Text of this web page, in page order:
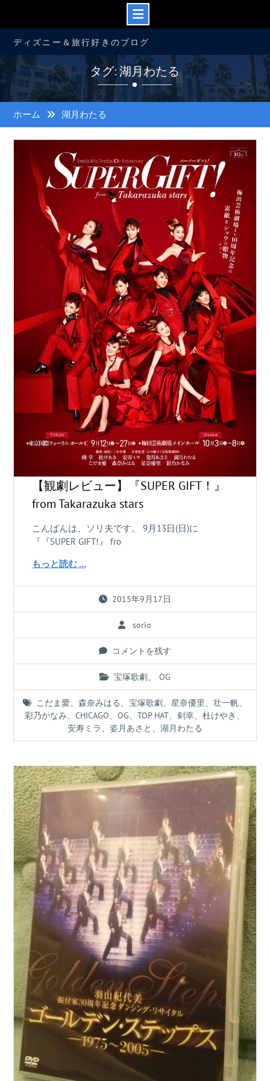
ン
ツ
へ
キ
ディズニー＆旅行好きのブログ
タグ: 湖月わたる
ホーム 湖月わたる
【観劇レビュー】『SUPER GIFT！』
from Takarazuka stars
こんばんは、ソリ夫です。 9月13日(日)に
『『SUPER GIFT!』 fro
もっと読む …
2015年9月17日
sorio
コメントを残す
宝塚歌劇、 OG
こだま愛、 森奈みはる、 宝塚歌劇、 星奈優里、 壮一帆、
彩乃かなみ、CHICAGO、OG、TOP HAT、剣幸、杜けやき 、
安寿ミラ、 姿月あさと 、 湖月わたる